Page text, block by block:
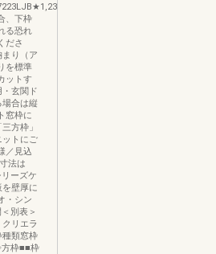
、下枠
る恐れ
ださ
り（ア
を標準
ットす
玄関ド
場合は縦
窓枠に
方枠」
ットにご
／見込
法は
ーズケ
壁厚に
・シン
別表＞
リエラ
類窓枠
枠■■枠